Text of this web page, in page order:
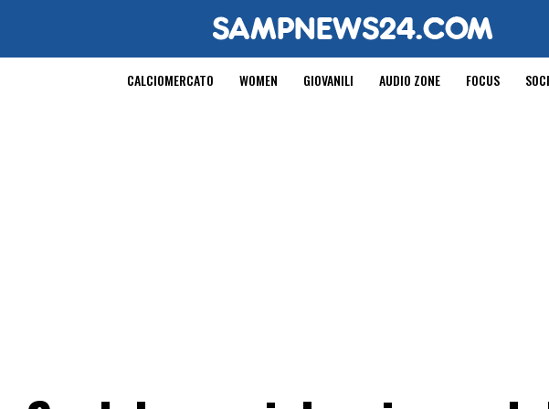
CALCIOMERCATO WOMEN GIOVANILI AUDIO ZONE FOCUS